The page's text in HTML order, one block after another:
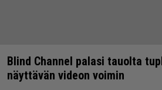
Blind Channel palasi tauolta
näyttävän videon voimin